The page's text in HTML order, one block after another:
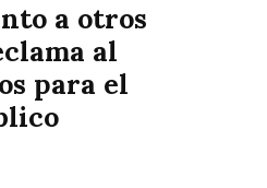
a otros
al
para el